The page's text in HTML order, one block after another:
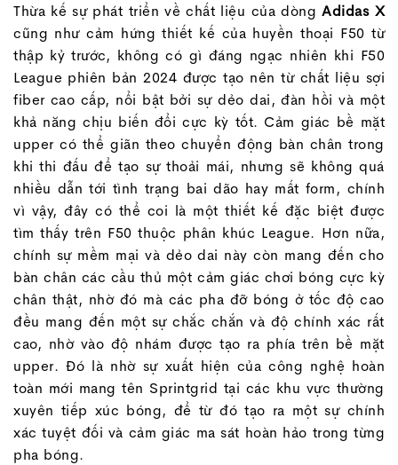
Thừa kế sự phát triển về chất liệu của dòngAdidas X
cũng như cảm hứng thiết kế của huyền thoại F50 từ
thập kỷ trước, không có gì đáng ngạc nhiên khi F50
League phiên bản 2024 được tạo nên từ chất liệu sợi
fiber cao cấp, nổi bật bởi sự dẻo dai, đàn hồi và một
khả năng chịu biến đổi cực kỳ tốt. Cảm giác bề mặt
upper có thể giãn theo chuyển động bàn chân trong
khi thi đấu để tạo sự thoải mái, nhưng sẽ không quá
nhiều dẫn tới tình trạng bai dão hay mất form, chính
vì vậy, đây có thể coi là một thiết kế đặc biệt được
tìm thấy trên F50 thuộc phân khúc League. Hơn nữa,
chính sự mềm mại và dẻo dai này còn mang đến cho
bàn chân các cầu thủ một cảm giác chơi bóng cực kỳ
chân thật, nhờ đó mà các pha đỡ bóng ở tốc độ cao
đều mang đến một sự chắc chắn và độ chính xác rất
cao, nhờ vào độ nhám được tạo ra phía trên bề mặt
upper. Đó là nhờ sự xuất hiện của công nghệ hoàn
toàn mới mang tên Sprintgrid tại các khu vực thường
xuyên tiếp xúc bóng, để từ đó tạo ra một sự chính
xác tuyệt đối và cảm giác ma sát hoàn hảo trong từng
pha bóng.